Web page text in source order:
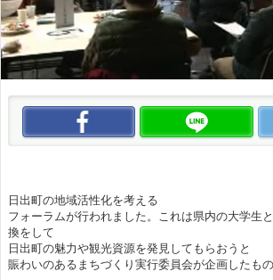
この動画をいいね！
日出町の地域活性化を考える
フォーラムが行われました。これは県内の大学生
換をして
日出町の魅力や観光資源を発見してもらおうと
賑わいのあるまちづくり実行委員会が企画したもの